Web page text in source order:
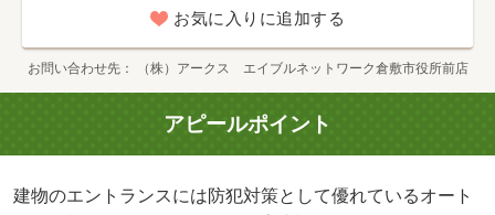
お気に入りに追加する
お問い合わせ先 （株）アークス エイブルネットワーク倉敷市役所前店
アピールポイント
建物のエントランスには防犯対策として優れているオート